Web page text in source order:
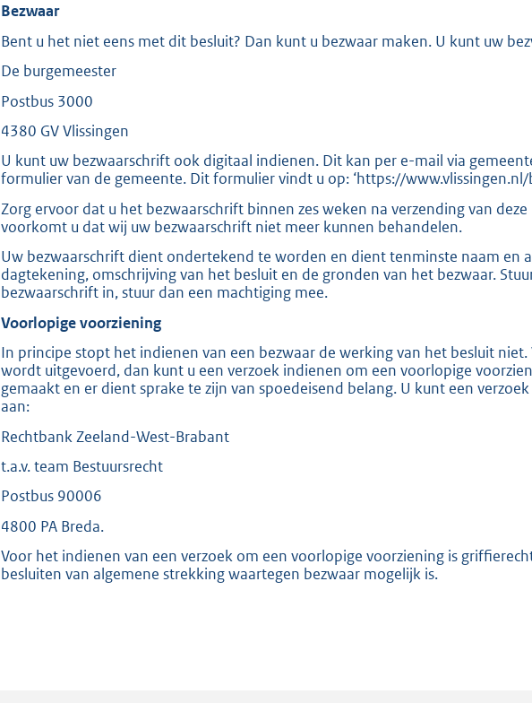
Bezwaar
Bent u het niet eens met dit besluit? Dan kunt u bezwaar maken. U kunt uw
De burgemeester
Postbus 3000
4380 GV Vlissingen
U kunt uw bezwaarschrift ook digitaal indienen. Dit kan per e-mail via
formulier van de gemeente. Dit formulier vindt u op: ‘https://
Zorg ervoor dat u het bezwaarschrift binnen zes weken na verzending van
voorkomt u dat wij uw bezwaarschrift niet meer kunnen behandelen.
Uw bezwaarschrift dient ondertekend te worden en dient tenminste naam en
dagtekening, omschrijving van het besluit en de gronden van het bezwaar.
bezwaarschrift in, stuur dan een machtiging mee.
Voorlopige voorziening
In principe stopt het indienen van een bezwaar de werking van het besluit
wordt uitgevoerd, dan kunt u een verzoek indienen om een voorlopige
gemaakt en er dient sprake te zijn van spoedeisend belang. U kunt een
aan:
Rechtbank Zeeland-West-Brabant
t.a.v. team Bestuursrecht
Postbus 90006
4800 PA Breda.
Voor het indienen van een verzoek om een voorlopige voorziening is
besluiten van algemene strekking waartegen bezwaar mogelijk is.